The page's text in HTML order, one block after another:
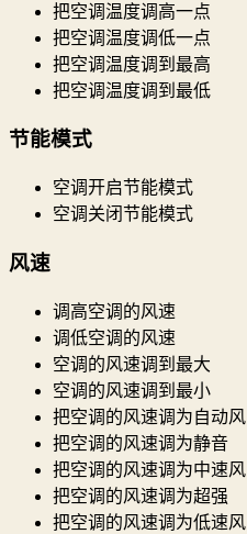
把空调温度调高一点
把空调温度调低一点
把空调温度调到最高
把空调温度调到最低
节能模式
空调开启节能模式
空调关闭节能模式
风速
调高空调的风速
调低空调的风速
空调的风速调到最大
空调的风速调到最小
把空调的风速调为自动风
把空调的风速调为静音
把空调的风速调为中速风
把空调的风速调为超强
把空调的风速调为低速风